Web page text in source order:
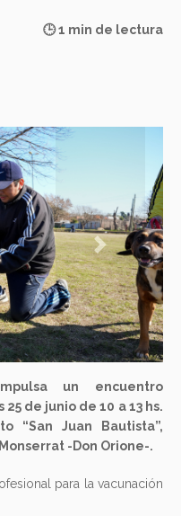
🕒 1 min de lectura
Next
un encuentro
de junio de 10 a 13 hs.
“San Juan Bautista”,
-Don Orione-.
para la vacunación